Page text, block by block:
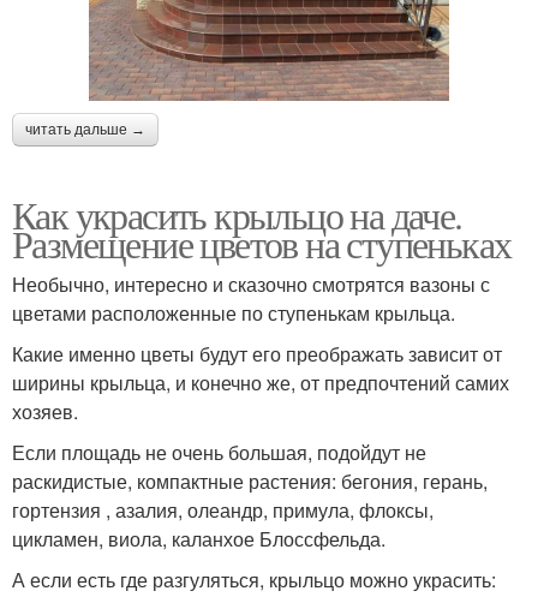
читать дальше →
Как украсить крыльцо на даче.
Размещение цветов на ступеньках
Необычно, интересно и сказочно смотрятся вазоны с
цветами расположенные по ступенькам крыльца.
Какие именно цветы будут его преображать зависит от
ширины крыльца, и конечно же, от предпочтений самих
хозяев.
Если площадь не очень большая, подойдут не
раскидистые, компактные растения: бегония, герань,
гортензия , азалия, олеандр, примула, флоксы,
цикламен, виола, каланхое Блоссфельда.
А если есть где разгуляться, крыльцо можно украсить: